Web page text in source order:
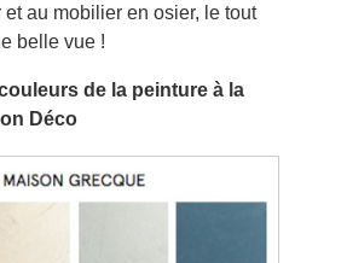
au mobilier en osier, le tout
belle vue !
de la peinture à la
Déco